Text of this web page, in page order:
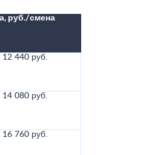
руб./смена
12 440 руб.
14 080 руб.
16 760 руб.